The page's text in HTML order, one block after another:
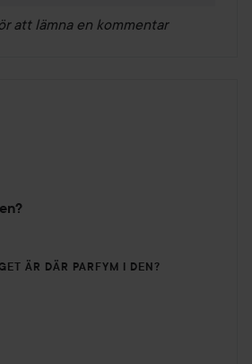
att lämna en kommentar
1 år
ÄR DÄR PARFYM I DEN?